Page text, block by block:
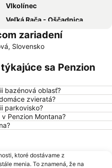
Vlkolínec
Veľká Rača - Oščadnica
Bytčica
Jánošíkove dni
Liptov
Orava
Ski Park Ružomberok
Hrad Strečno
Demänovská jaskyňa slobody
Budatín
zariadení
Slovensko
sa Penzion
bazénová oblasť?
zvieratá?
parkovisko?
Penzion Montana?
ktoré dostávame z
menia. To znamená, že na